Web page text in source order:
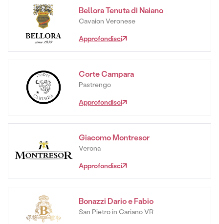
Bellora Tenuta di Naiano
Cavaion Veronese
Approfondisci
Corte Campara
Pastrengo
Approfondisci
Giacomo Montresor
Verona
Approfondisci
Bonazzi Dario e Fabio
San Pietro in Cariano VR